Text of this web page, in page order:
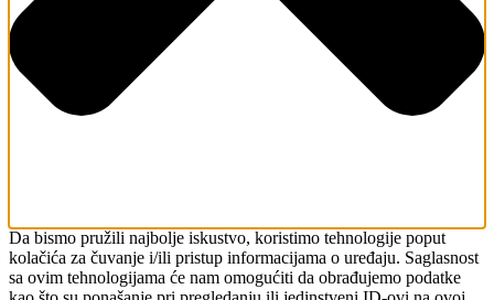
Da bismo pružili najbolje iskustvo, koristimo tehnologije poput
kolačića za čuvanje i/ili pristup informacijama o uređaju. Saglasnost
sa ovim tehnologijama će nam omogućiti da obrađujemo podatke